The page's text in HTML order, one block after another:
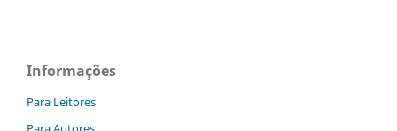
Informações
Para Leitores